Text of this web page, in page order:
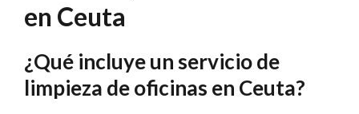
en Ceuta
¿Qué incluye un servicio de
limpieza de oficinas en Ceuta?